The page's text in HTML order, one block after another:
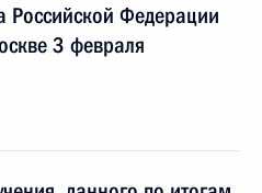
Российской Федерации
3 февраля